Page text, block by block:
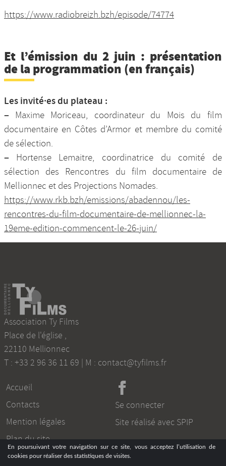
En poursuivant votre navigation sur ce site, vous acceptez l’utilisation de
cookies pour réaliser des statistiques de visites.
https://www.radiobreizh.bzh/episode/74774
Et l’émission du 2 juin : présentation
de la programmation (en français)
Les invité·es du plateau :
–Maxime Moriceau, coordinateur du Mois du film
documentaire en Côtes d’Armor et membre du comité
de sélection.
–Hortense Lemaitre, coordinatrice du comité de
sélection des Rencontres du film documentaire de
Mellionnec et des Projections Nomades.
https://www.rkb.bzh/emissions/abadennou/les-
rencontres-du-film-documentaire-de-mellionnec-la-
19eme-edition-commencent-le-26-juin/
Association Ty Films
Place de l'église ,
22110 Mellionnec
T : +33 2 96 36 11 69 | M : contact@tyfilms.fr
Accueil
Contacts
Mention légales
Plan du site
Se connecter
Site réalisé avec SPIP